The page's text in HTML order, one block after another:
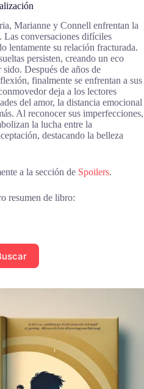
Marianne y Connell enfrentan la
Las conversaciones difíciles
lentamente su relación fracturada.
persisten, creando un eco
Después de años de
finalmente se enfrentan a sus
deja a los lectores
del amor, la distancia emocional
Al reconocer sus imperfecciones,
la lucha entre la
destacando la belleza
a la sección de Spoilers.
resumen de libro: